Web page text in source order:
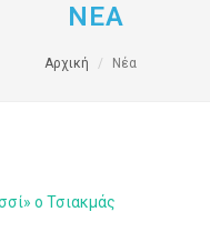
ΝΕΑ
Αρχική Νέα